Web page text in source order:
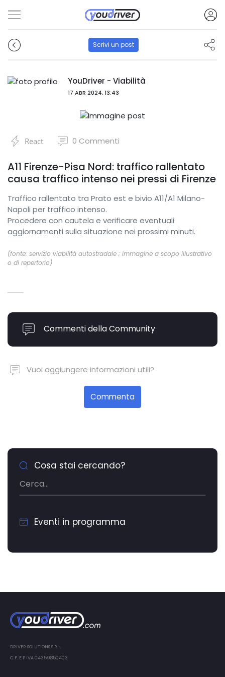
Scrivi un post
YouDriver - Viabilità
17 ABR 2024, 13:43
React 0 Commenti
A11 Firenze-Pisa Nord: traffico rallentato
causa traffico intenso nei pressi di Firenze
Traffico rallentato tra Prato est e bivio A11/A1 Milano-
Napoli per traffico intenso.
Procedere con cautela e verificare eventuali
aggiornamenti sulla situazione nei prossimi minuti.
(fonte: servizio viabilità autostradale ; immagine a scopo illustrativo
o di repertorio)
Commenti della Community
Vuoi aggiungere informazioni utili?
Commenta
Cosa stai cercando?
Eventi in programma
DRIVER SOLUTIONS S.R.L.
C.F. E P.IVA 04359850403